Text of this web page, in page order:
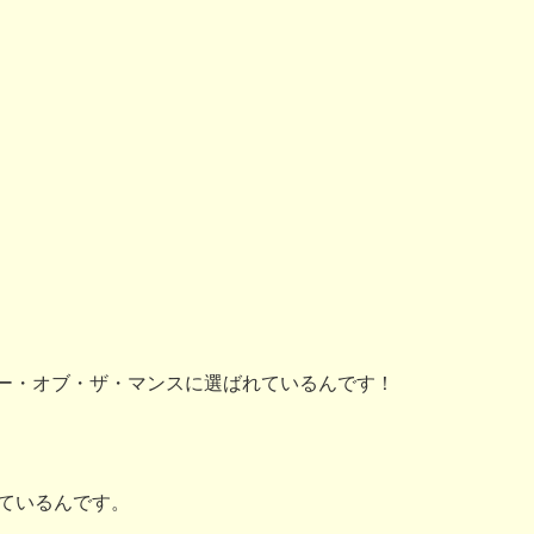
オブ・ザ・マンスに選ばれているんです！
いるんです。